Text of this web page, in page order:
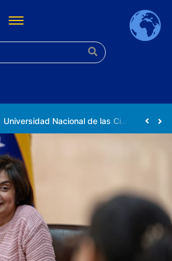
Venezuela participa en la Conferencia Mundial de Inteligencia Artificial en Shanghái